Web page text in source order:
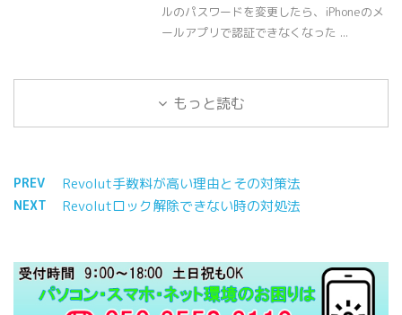
ルのパスワードを変更したら、iPhoneのメ
ールアプリで認証できなくなった ...
もっと読む
PREV Revolut手数料が高い理由とその対策法
NEXT Revolutロック解除できない時の対処法